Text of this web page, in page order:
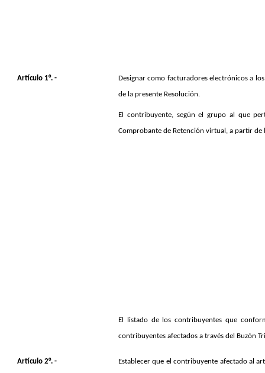
Artículo 1°. - Designar como facturadores electrónicos a
de la presente Resolución.
El contribuyente, según el grupo al que
Comprobante de Retención virtual, a partir de
El listado de los contribuyentes que
contribuyentes afectados a través del Buzón
Artículo 2°. - Establecer que el contribuyente afectado al